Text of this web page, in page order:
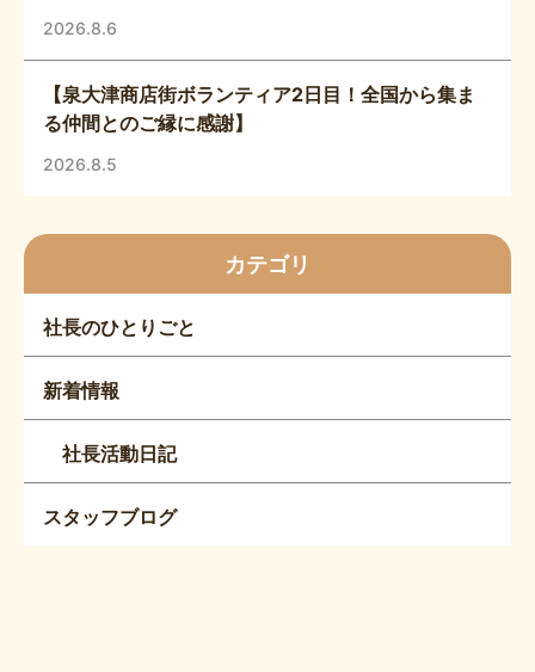
2026.8.6
【泉大津商店街ボランティア2日目！全国から集ま
る仲間とのご縁に感謝】
2026.8.5
カテゴリ
社長のひとりごと
新着情報
社長活動日記
スタッフブログ